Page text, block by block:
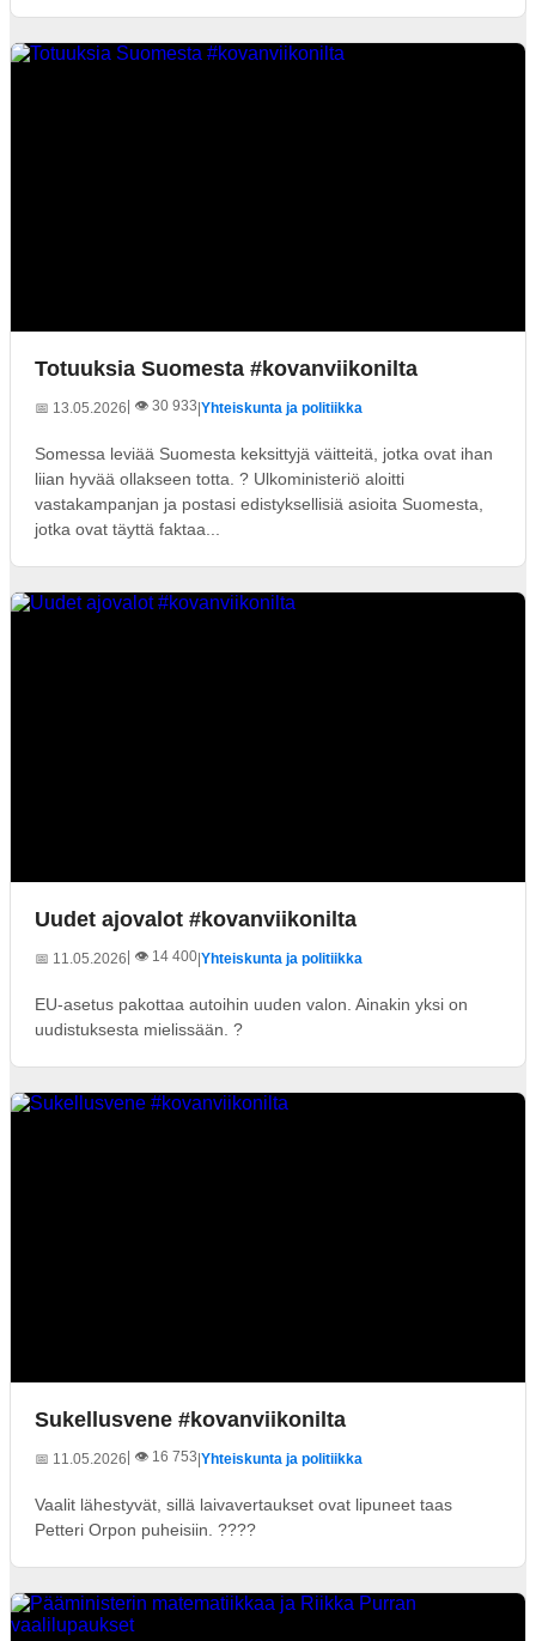
Totuuksia Suomesta #kovanviikonilta
📅 13.05.2026 | 👁️ 30 933|Yhteiskunta ja politiikka
Somessa leviää Suomesta keksittyjä väitteitä, jotka ovat ihan
liian hyvää ollakseen totta. ? Ulkoministeriö aloitti
vastakampanjan ja postasi edistyksellisiä asioita Suomesta,
jotka ovat täyttä faktaa...
Uudet ajovalot #kovanviikonilta
📅 11.05.2026 | 👁️ 14 400|Yhteiskunta ja politiikka
EU-asetus pakottaa autoihin uuden valon. Ainakin yksi on
uudistuksesta mielissään. ?
Sukellusvene #kovanviikonilta
📅 11.05.2026 | 👁️ 16 753|Yhteiskunta ja politiikka
Vaalit lähestyvät, sillä laivavertaukset ovat lipuneet taas
Petteri Orpon puheisiin. ????